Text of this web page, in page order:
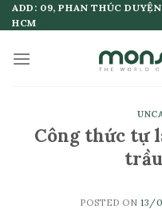
Skip
to
ADD: 09, PHAN THÚC
HCM
Công thức tự
POSTED ON13/